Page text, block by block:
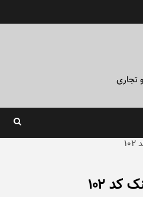
تجاری
۱۰۲